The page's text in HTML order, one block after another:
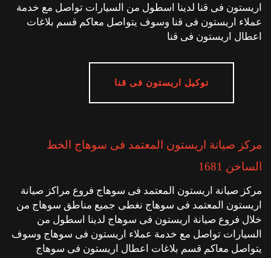
اريستون فى قنا لدينا اسطول من السيارات تواصل مع خدمة
عملاء اريستون فى قنا وسوف يتواصل معاكم قسم بلاغات
اعطال اريستون فى قنا
توكيل اريستون فى قنا
مركز صيانة اريستون المعتمد فى سوهاج الخط
الساخن 1681
مركز صيانة اريستون المعتمد فى سوهاج فروع مراكز صيانة
اريستون المعتمد فى سوهاج نغطى جميع مناطق سوهاج من
خلال فروع صيانة اريستون فى سوهاج لدينا اسطول من
السيارات تواصل مع خدمة عملاء اريستون فى سوهاج وسوف
يتواصل معاكم قسم بلاغات اعطال اريستون فى سوهاج